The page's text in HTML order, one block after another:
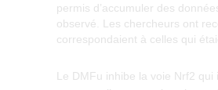
permis d’accumuler des
observé. Les chercheurs ont
correspondaient à celles qui
Le DMFu inhibe la voie Nrf2